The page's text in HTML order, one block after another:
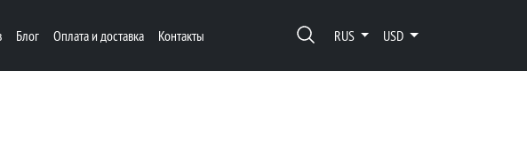
Блог Оплата и доставка Контакты RUS USD